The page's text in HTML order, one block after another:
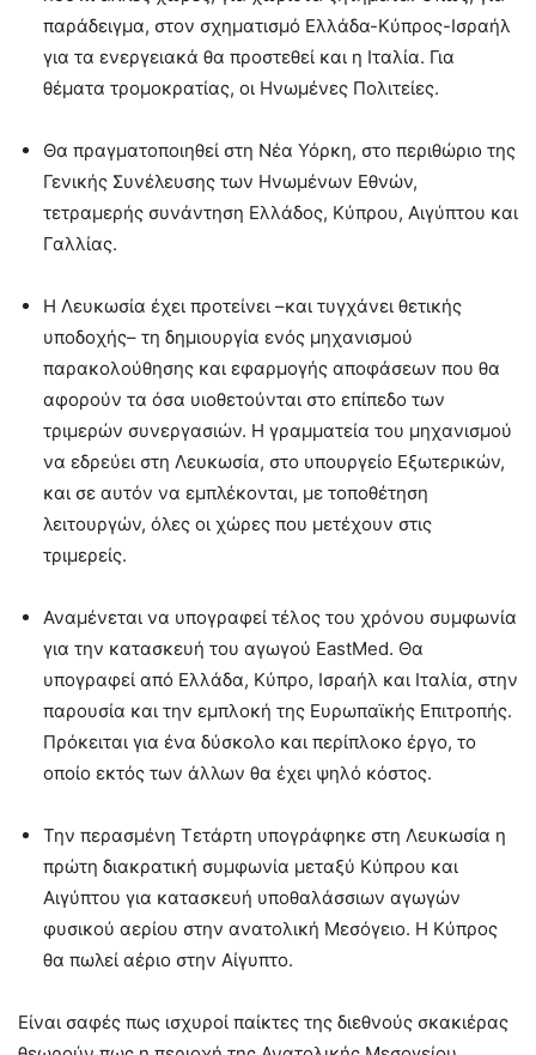
παράδειγμα, στον σχηματισμό Ελλάδα-Κύπρος-Ισραήλ
για τα ενεργειακά θα προστεθεί και η Ιταλία. Για
θέματα τρομοκρατίας, οι Ηνωμένες Πολιτείες.
Θα πραγματοποιηθεί στη Νέα Υόρκη, στο περιθώριο της
Γενικής Συνέλευσης των Ηνωμένων Εθνών,
τετραμερής συνάντηση Ελλάδος, Κύπρου, Αιγύπτου και
Γαλλίας.
Η Λευκωσία έχει προτείνει –και τυγχάνει θετικής
υποδοχής– τη δημιουργία ενός μηχανισμού
παρακολούθησης και εφαρμογής αποφάσεων που θα
αφορούν τα όσα υιοθετούνται στο επίπεδο των
τριμερών συνεργασιών. Η γραμματεία του μηχανισμού
να εδρεύει στη Λευκωσία, στο υπουργείο Εξωτερικών,
και σε αυτόν να εμπλέκονται, με τοποθέτηση
λειτουργών, όλες οι χώρες που μετέχουν στις
τριμερείς.
Αναμένεται να υπογραφεί τέλος του χρόνου συμφωνία
για την κατασκευή του αγωγού EastMed. Θα
υπογραφεί από Ελλάδα, Κύπρο, Ισραήλ και Ιταλία, στην
παρουσία και την εμπλοκή της Ευρωπαϊκής Επιτροπής.
Πρόκειται για ένα δύσκολο και περίπλοκο έργο, το
οποίο εκτός των άλλων θα έχει ψηλό κόστος.
Την περασμένη Τετάρτη υπογράφηκε στη Λευκωσία η
πρώτη διακρατική συμφωνία μεταξύ Κύπρου και
Αιγύπτου για κατασκευή υποθαλάσσιων αγωγών
φυσικού αερίου στην ανατολική Μεσόγειο. Η Κύπρος
θα πωλεί αέριο στην Αίγυπτο.
Είναι σαφές πως ισχυροί παίκτες της διεθνούς σκακιέρας